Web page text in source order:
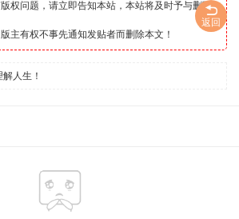
权问题，请立即告知本站，本站将及时予与删除
主有权不事先通知发贴者而删除本文！
人生！
返回